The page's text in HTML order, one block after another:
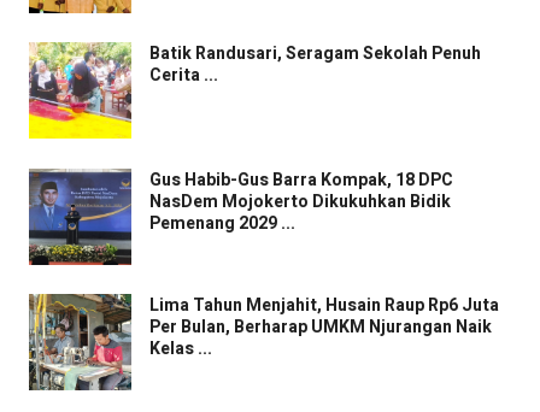
Batik Randusari, Seragam Sekolah Penuh
Cerita ...
Gus Habib-Gus Barra Kompak, 18 DPC
NasDem Mojokerto Dikukuhkan Bidik
Pemenang 2029 ...
Lima Tahun Menjahit, Husain Raup Rp6 Juta
Per Bulan, Berharap UMKM Njurangan Naik
Kelas ...